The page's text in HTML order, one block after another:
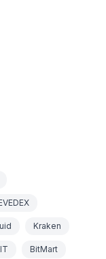
Kraken
BitMart